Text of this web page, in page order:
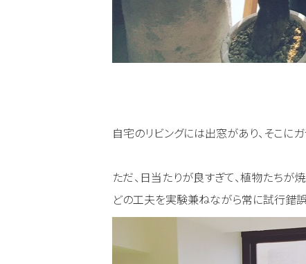
自宅のリビングには出窓があり、そこに
ただ、日当たりが良すぎて、植物たちが
どの工夫を実験兼ねながら常に試行錯誤